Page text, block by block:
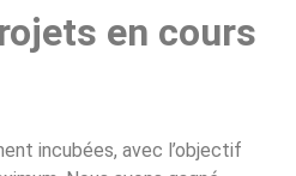
en cours
incubées, avec l’objectif